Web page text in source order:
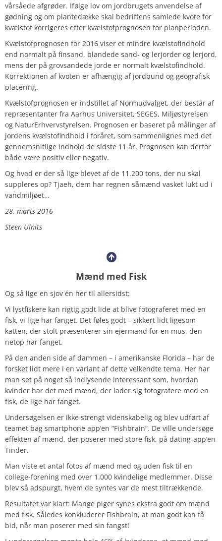
vårsåede afgrøder. Ifølge lov om jordbrugets anvendelse af
gødning og om plantedække skal bedriftens samlede kvote for
kvælstof korrigeres efter kvælstofprognosen for planperioden.
Kvælstofprognosen for 2016 viser et mindre kvælstofindhold
end normalt på finsand, blandede sand- og lerjorder og lerjord,
mens der på grovsandede jorde er normalt kvælstofindhold.
Korrektionen af kvoten er afhængig af jordbund og geografisk
placering.
Kvælstofprognosen er indstillet af Normudvalget, der består af
repræsentanter fra Aarhus Universitet, SEGES, Miljøstyrelsen
og NaturErhvervstyrelsen. Prognosen er baseret på målinger af
jordens kvælstofindhold i foråret, som sammenlignes med det
gennemsnitlige indhold de sidste 11 år. Prognosen kan derfor
både være positiv eller negativ.
Og hvad er der så lige blevet af de 11.200 tons, der nu skal
suppleres op? Tjaeh, dem har regnen såmænd vasket lukt ud i
vandmiljøet…
28. marts 2016
Steen Ulnits
Mænd med Fisk
Og så lige en sjov én her til allersidst:
Vi lystfiskere kan rigtig godt lide at blive fotograferet med en
fisk, vi lige har fanget. Det føles godt – sikkert lidt ligesom
katten, der stolt præsenterer sin ejermand for en mus, den
netop har fanget.
På den anden side af dammen – i amerikanske Florida – har de
forsket lidt mere i en variant af dette velkendte tema. Her har
man set på noget så indlysende interessant som, hvordan
kvinder har det med mænd, der lader sig fotografere med en
fisk, de lige har fanget.
Undersøgelsen er ikke strengt videnskabelig og blev udført af
teamet bag smartphone app’en “Fishbrain”. De ville undersøge
effekten af mænd, der poserer med store fisk, på dating-app’en
Tinder.
Man viste et antal fotos af mænd med og uden fisk til en
college-forening med over 1.000 kvindelige medlemmer. Disse
blev så adspurgt, hvem de syntes var de mest tiltrækkende.
Resultatet var klart: Mange piger synes ekstra godt om mænd
med fisk. Således konkluderer Fishbrain, at man godt kan få
bid, når man poserer med sin fangst!